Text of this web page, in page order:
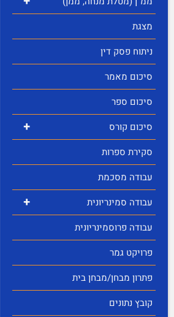
מצגת
ניתוח פסק דין
סיכום מאמר
סיכום ספר
+
סיכום קורס
סקירת ספרות
עבודה מסכמת
+
עבודה סמינריונית
עבודה פרוסמינריונית
פרויקט גמר
פתרון מבחן/מבחן בית
קובץ נתונים